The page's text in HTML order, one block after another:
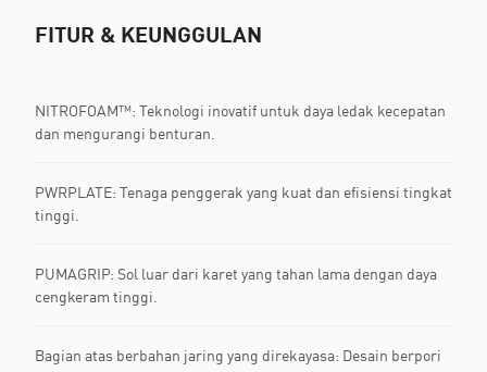
FITUR & KEUNGGULAN
NITROFOAM™: Teknologi inovatif untuk daya ledak kecepatan
dan mengurangi benturan.
PWRPLATE: Tenaga penggerak yang kuat dan efisiensi tingkat
tinggi.
PUMAGRIP: Sol luar dari karet yang tahan lama dengan daya
cengkeram tinggi.
Bagian atas berbahan jaring yang direkayasa: Desain berpori